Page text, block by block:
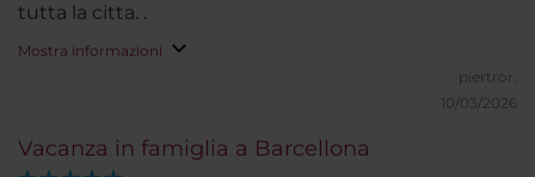
tutta la citta. .
Mostra informazioni
piertror.
10/03/2026
Vacanza in famiglia a Barcellona